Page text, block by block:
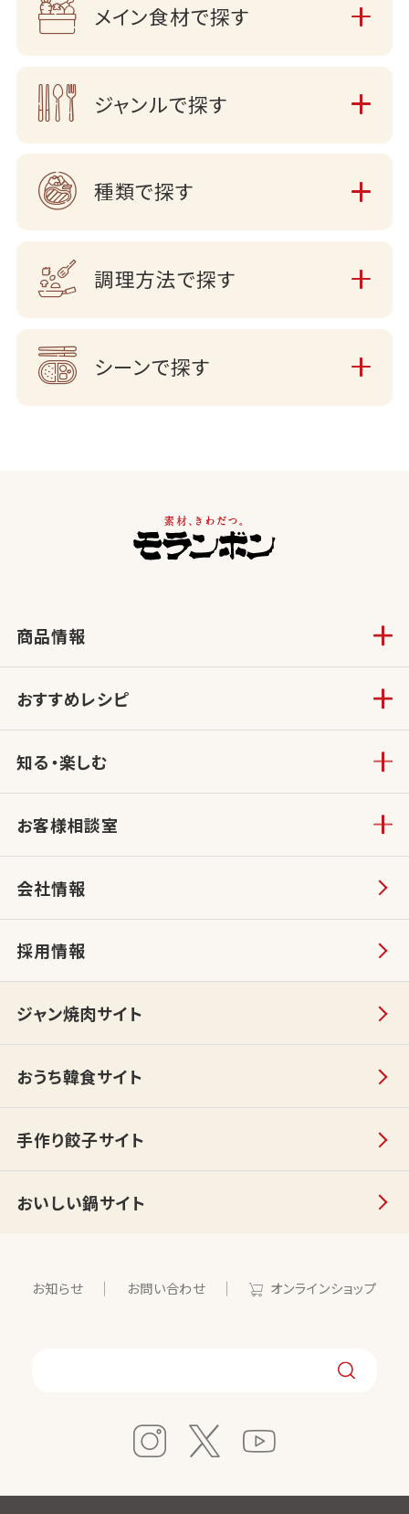
メイン食材で探す
ジャンルで探す
種類で探す
調理方法で探す
シーンで探す
商品情報
おすすめレシピ
知る・楽しむ
お客様相談室
会社情報
採用情報
ジャン焼肉サイト
おうち韓食サイト
手作り餃子サイト
おいしい鍋サイト
お知らせ お問い合わせ オンラインショップ